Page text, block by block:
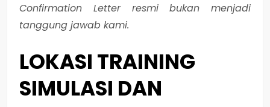
Confirmation Letter resmi bukan menjadi
tanggung jawab kami.
LOKASI TRAINING
SIMULASI DAN